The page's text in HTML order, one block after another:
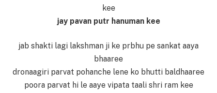
kee
jay pavan putr hanuman kee
jab shakti lagi lakshman ji ke prbhu pe sankat aaya
bhaaree
dronaagiri parvat pohanche lene ko bhutti baldhaaree
poora parvat hi le aaye vipata taali shri ram kee